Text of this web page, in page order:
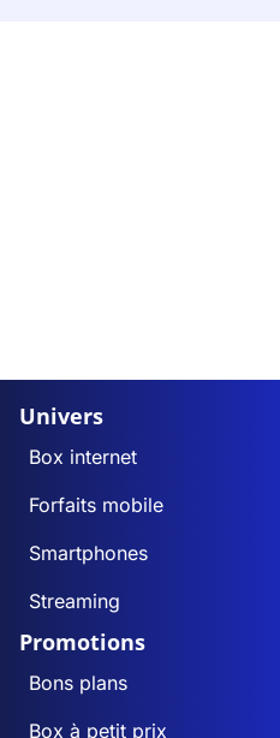
Univers
Box internet
Forfaits mobile
Smartphones
Streaming
Promotions
Bons plans
Box à petit prix